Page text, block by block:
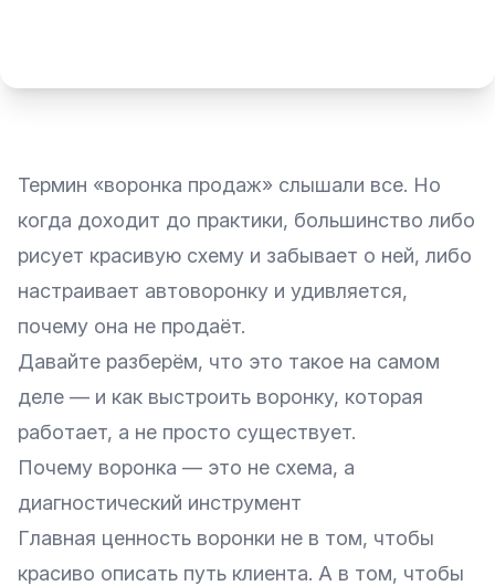
Термин «воронка продаж» слышали все. Но
когда доходит до практики, большинство либо
рисует красивую схему и забывает о ней, либо
настраивает автоворонку и удивляется,
почему она не продаёт.
Давайте разберём, что это такое на самом
деле — и как выстроить воронку, которая
работает, а не просто существует.
Почему воронка — это не схема, а
диагностический инструмент
Главная ценность воронки не в том, чтобы
красиво описать путь клиента. А в том, чтобы